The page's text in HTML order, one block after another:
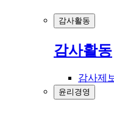
감사활동
감사활동
감사제
윤리경영